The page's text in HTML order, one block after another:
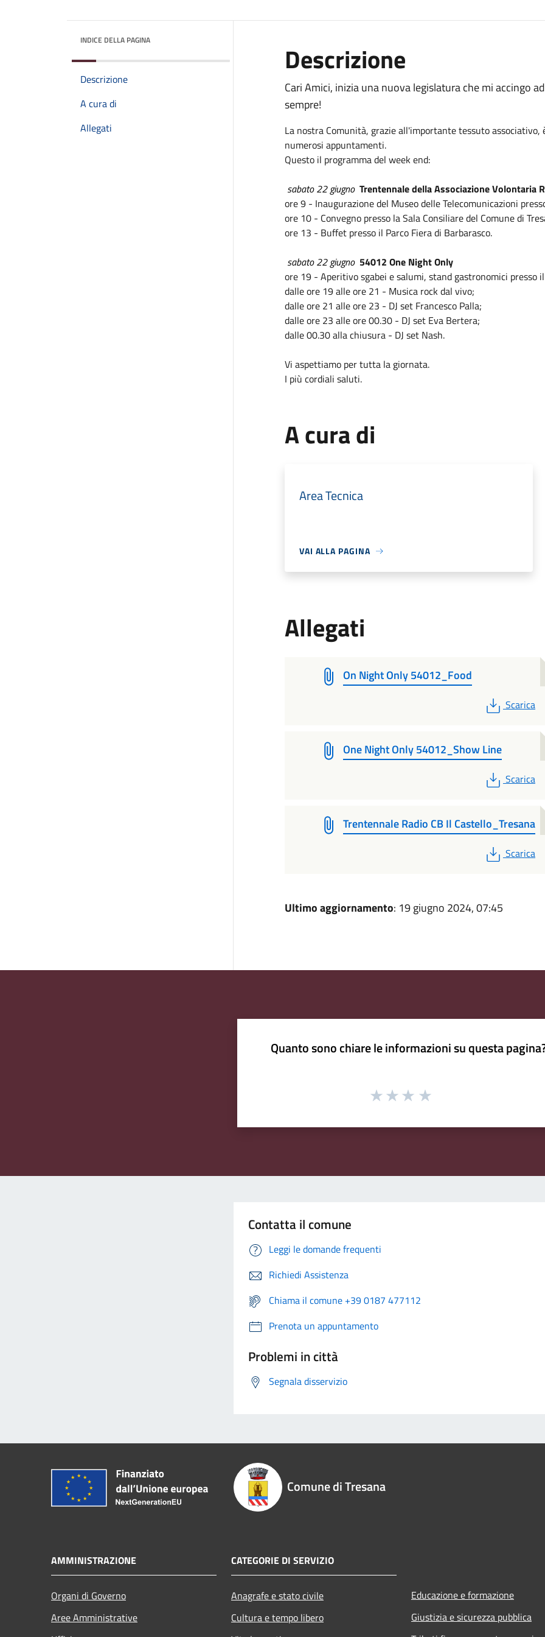
INDICE DELLA PAGINA
Descrizione
A cura di
Allegati
Descrizione
Cari Amici, inizia una nuova legislatura che mi accingo
sempre!
La nostra Comunità, grazie all'importante tessuto
numerosi appuntamenti.
Questo il programma del week end:
sabato 22 giugno Trentennale della Associazione Volontaria
ore 9 - Inaugurazione del Museo delle Telecomunicazioni
ore 10 - Convegno presso la Sala Consiliare del Comune di
ore 13 - Buffet presso il Parco Fiera di Barbarasco.
sabato 22 giugno 54012 One Night Only
ore 19 - Aperitivo sgabei e salumi, stand gastronomici presso
dalle ore 19 alle ore 21 - Musica rock dal vivo;
dalle ore 21 alle ore 23 - DJ set Francesco Palla;
dalle ore 23 alle ore 00.30 - DJ set Eva Bertera;
dalle 00.30 alla chiusura - DJ set Nash.
Vi aspettiamo per tutta la giornata.
I più cordiali saluti.
A cura di
Area Tecnica
VAI ALLA PAGINA
Allegati
On Night Only 54012_Food
PDF
Scarica
One Night Only 54012_Show Line
PDF
Scarica
Trentennale Radio CB Il Castello_Tresana
PDF
Scarica
Ultimo aggiornamento: 19 giugno 2024, 07:45
Quanto sono chiare le informazioni su questa
Contatta il comune
Leggi le domande frequenti
Richiedi Assistenza
Chiama il comune +39 0187 477112
Prenota un appuntamento
Problemi in città
Segnala disservizio
Comune di Tresana
AMMINISTRAZIONE
Organi di Governo
Aree Amministrative
CATEGORIE DI SERVIZIO
Anagrafe e stato civile
Cultura e tempo libero
Educazione e formazione
Giustizia e sicurezza pubblica